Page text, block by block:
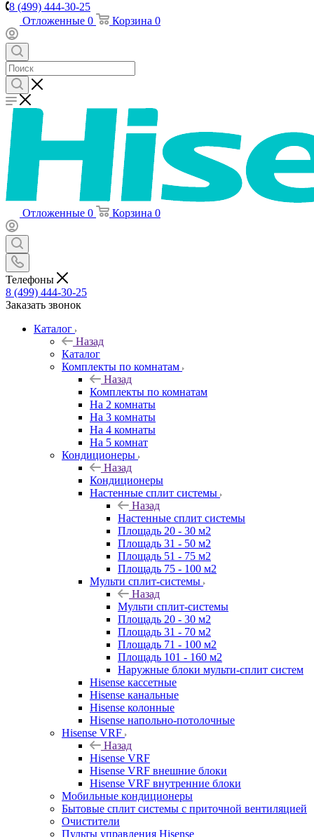
8 (499) 444-30-25
Отложенные 0 Корзина 0
Отложенные 0 Корзина 0
Телефоны
8 (499) 444-30-25
Заказать звонок
Каталог
Назад
Каталог
Комплекты по комнатам
Назад
Комплекты по комнатам
На 2 комнаты
На 3 комнаты
На 4 комнаты
На 5 комнат
Кондиционеры
Назад
Кондиционеры
Настенные сплит системы
Назад
Настенные сплит системы
Площадь 20 - 30 м2
Площадь 31 - 50 м2
Площадь 51 - 75 м2
Площадь 75 - 100 м2
Мульти сплит-системы
Назад
Мульти сплит-системы
Площадь 20 - 30 м2
Площадь 31 - 70 м2
Площадь 71 - 100 м2
Площадь 101 - 160 м2
Наружные блоки мульти-сплит систем
Hisense кассетные
Hisense канальные
Hisense колонные
Hisense напольно-потолочные
Hisense VRF
Назад
Hisense VRF
Hisense VRF внешние блоки
Hisense VRF внутренние блоки
Мобильные кондиционеры
Бытовые сплит системы с приточной вентиляцией
Очистители
Пульты управления Hisense